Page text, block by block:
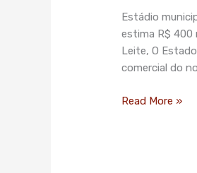
Estádio
estima R$ 400
Leite, O
comercial do
e
Read More »